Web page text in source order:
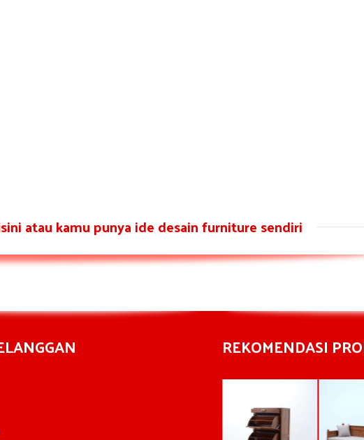
atau kamu punya ide desain furniture sendiri
REKOMENDASI